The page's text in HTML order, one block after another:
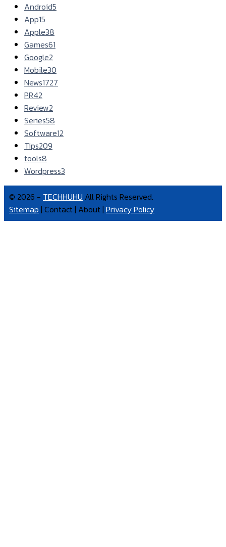
Android5
App15
Apple38
Games61
Google2
Mobile30
News1727
PR42
Review2
Series58
Software12
Tips209
tools8
Wordpress3
© 2026 - TECHHUHU All Rights Reserved.
Sitemap | Contact | About | Privacy Policy